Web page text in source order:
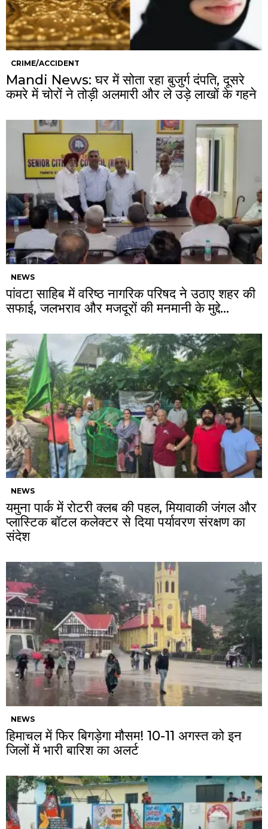
CRIME/ACCIDENT
Mandi News: घर में सोता रहा बुजुर्ग दंपति, दूसरे
कमरे में चोरों ने तोड़ी अलमारी और ले उड़े लाखों के गहने
NEWS
पांवटा साहिब में वरिष्ठ नागरिक परिषद ने उठाए शहर की
सफाई, जलभराव और मजदूरों की मनमानी के मुद्दे…
NEWS
यमुना पार्क में रोटरी क्लब की पहल, मियावाकी जंगल और
प्लास्टिक बॉटल कलेक्टर से दिया पर्यावरण संरक्षण का
संदेश
NEWS
हिमाचल में फिर बिगड़ेगा मौसम! 10-11 अगस्त को इन
जिलों में भारी बारिश का अलर्ट